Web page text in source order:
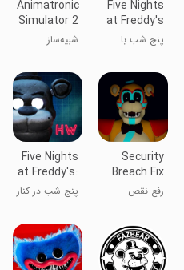
Five Nights
at Freddy's
پنج شب با
Animatronic
Simulator 2
شبیه‌ساز
Security
Breach Fix
رفع نقص
Five Nights
at Freddy's:
Help
Wanted
پنج شب در کنار
نیاز دارید